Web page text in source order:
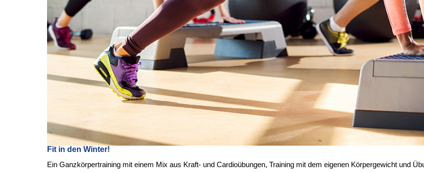
Fit in den Winter!
Ein Ganzkörpertraining mit einem Mix aus Kraft- und Cardioübungen, Training mit dem eigenen Körpergewicht und